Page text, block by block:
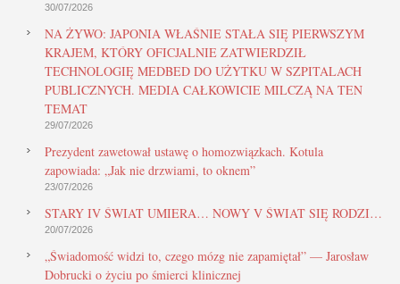
30/07/2026
NA ŻYWO: JAPONIA WŁAŚNIE STAŁA SIĘ PIERWSZYM
KRAJEM, KTÓRY OFICJALNIE ZATWIERDZIŁ
TECHNOLOGIĘ MEDBED DO UŻYTKU W SZPITALACH
PUBLICZNYCH. MEDIA CAŁKOWICIE MILCZĄ NA TEN
TEMAT
29/07/2026
Prezydent zawetował ustawę o homozwiązkach. Kotula
zapowiada: „Jak nie drzwiami, to oknem”
23/07/2026
STARY IV ŚWIAT UMIERA… NOWY V ŚWIAT SIĘ RODZI…
20/07/2026
„Świadomość widzi to, czego mózg nie zapamiętał” — Jarosław
Dobrucki o życiu po śmierci klinicznej